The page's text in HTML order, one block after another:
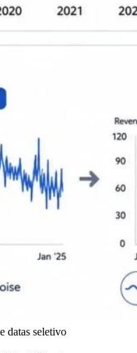
datas seletivo